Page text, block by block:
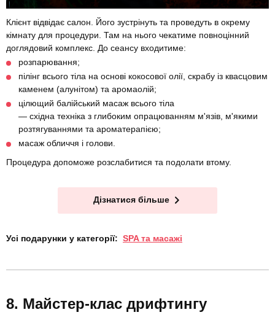
Клієнт відвідає салон. Його зустрінуть та проведуть в окрему
кімнату для процедури. Там на нього чекатиме повноцінний
доглядовий комплекс. До сеансу входитиме:
розпарювання;
пілінг всього тіла на основі кокосової олії, скрабу із квасцовим
каменем (алунітом) та аромаолій;
цілющий балійський масаж всього тіла
— східна техніка з глибоким опрацюванням м'язів, м'якими
розтягуваннями та ароматерапією;
масаж обличчя і голови.
Процедура допоможе розслабитися та подолати втому.
Дізнатися більше
Усі подарунки у категорії: SPA та масажі
Майстер-клас дрифтингу